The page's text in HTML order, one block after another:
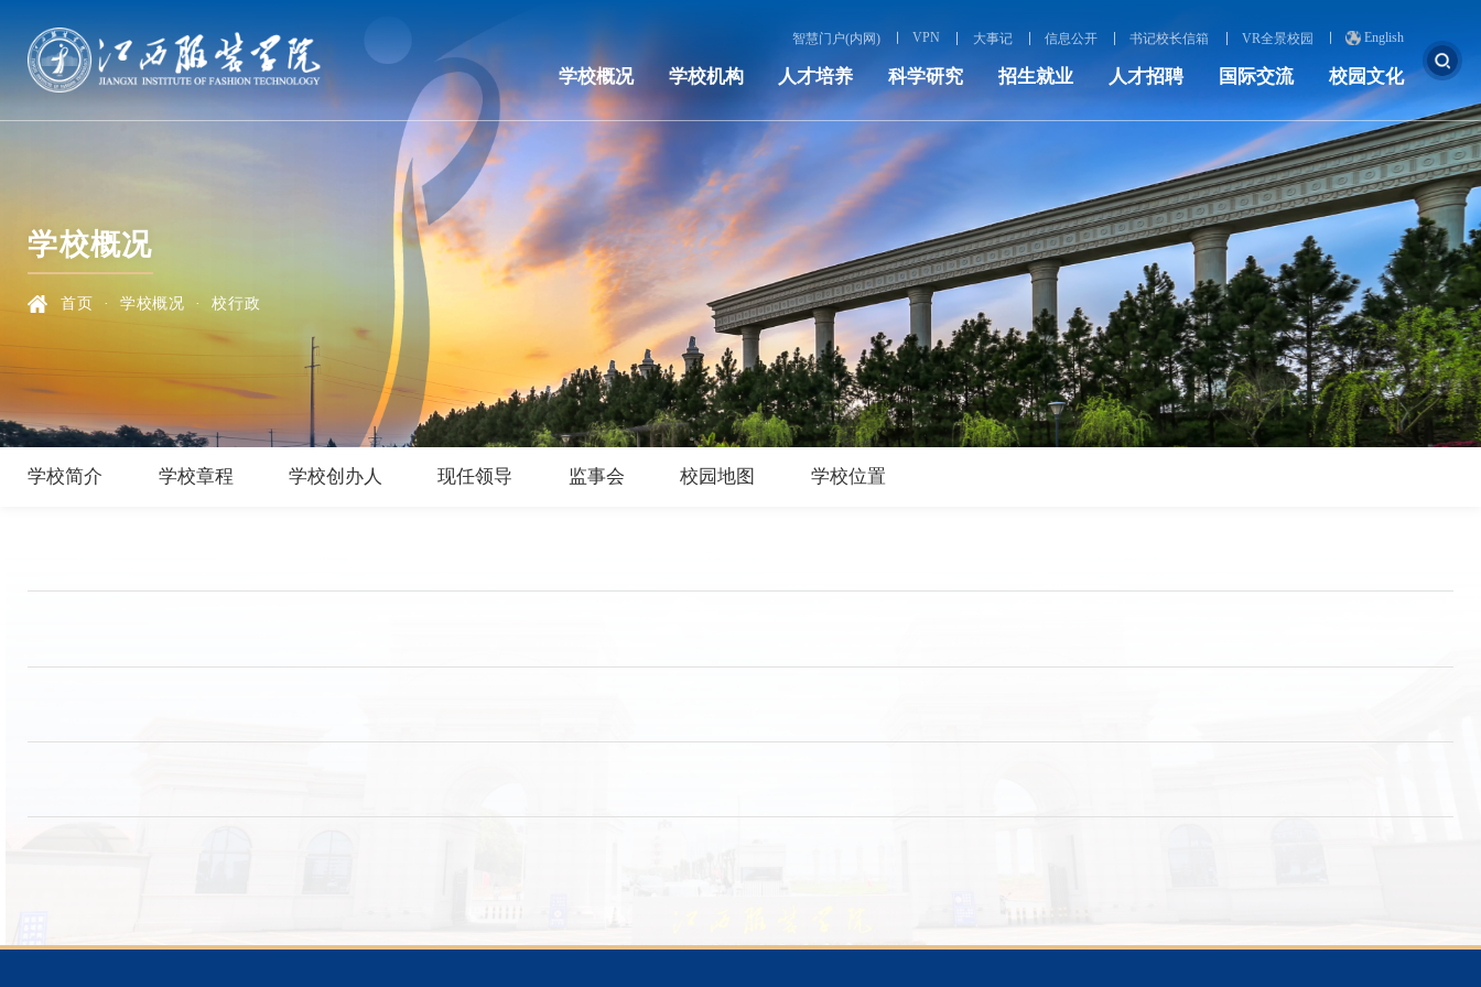
智慧门户(内网) VPN 大事记 信息公开 书记校长信箱 VR全景校园 English
学校概况 学校机构 人才培养 科学研究 招生就业 人才招聘 国际交流 校园文化
学校概况
首页 ·学校概况 ·校行政
学校简介 学校章程 学校创办人 现任领导 监事会 校园地图 学校位置